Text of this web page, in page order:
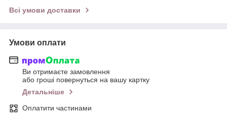
Всі умови доставки
Умови оплати
Ви отримаєте замовлення
або гроші повернуться на вашу картку
Детальніше
Оплатити частинами